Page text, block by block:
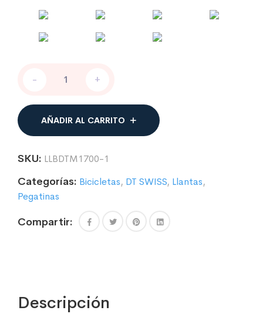
PARA
BICICLETA
COMPATIBLE
CON
SWISS
SPLINE
2
cantidad
- +
AÑADIR AL CARRITO
SKU: LLBDTM1700-1
Categorías: Bicicletas, DT SWISS, Llantas,
Pegatinas
Compartir:
Descripción